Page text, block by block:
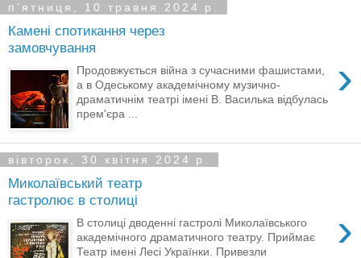
пʼятниця, 10 травня 2024 р.
Камені спотикання через
замовчування
›
Продовжується війна з сучасними фашистами,
а в Одеському академічному музично-
драматичнім театрі імені В. Василька відбулась
прем'єра ...
вівторок, 30 квітня 2024 р.
Миколаївський театр
гастролює в столиці
›
В столиці дводенні гастролі Миколаївського
академічного драматичного театру. Приймає
Театр імені Лесі Українки. Привезли